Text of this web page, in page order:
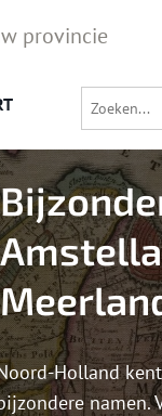
provincie
Holland
namen.